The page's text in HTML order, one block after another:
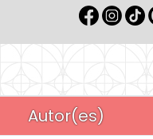
Autor(es)